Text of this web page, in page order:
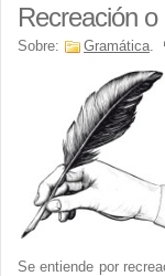
Recreación
Sobre: Gramática.
Se entiende por